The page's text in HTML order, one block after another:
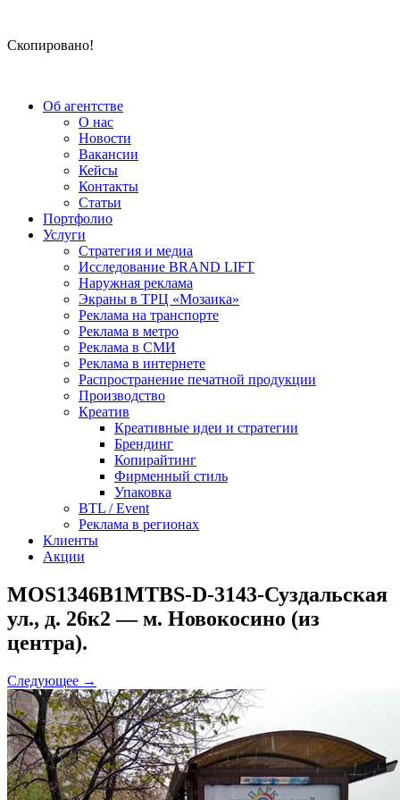
Скопировано!
Об агентстве
О нас
Новости
Вакансии
Кейсы
Контакты
Статьи
Портфолио
Услуги
Стратегия и медиа
Исследование BRAND LIFT
Наружная реклама
Экраны в ТРЦ «Мозаика»
Реклама на транспорте
Реклама в метро
Реклама в СМИ
Реклама в интернете
Распространение печатной продукции
Производство
Креатив
Креативные идеи и стратегии
Брендинг
Копирайтинг
Фирменный стиль
Упаковка
BTL / Event
Реклама в регионах
Клиенты
Акции
MOS1346B1MTBS-D-3143-Суздальская
ул., д. 26к2 — м. Новокосино (из
центра).
Следующее →